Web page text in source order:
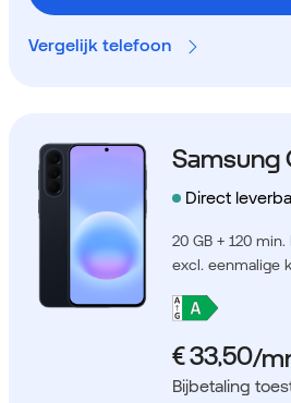
Vergelijk telefoon
Samsung
Direct
20 GB + 120 min.
excl. eenmalige
Bijbetaling